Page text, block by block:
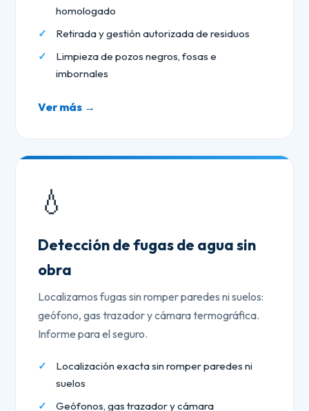
homologado
Retirada y gestión autorizada de residuos
Limpieza de pozos negros, fosas e
imbornales
Ver más →
💧
Detección de fugas de agua sin
obra
Localizamos fugas sin romper paredes ni suelos:
geófono, gas trazador y cámara termográfica.
Informe para el seguro.
Localización exacta sin romper paredes ni
suelos
Geófonos, gas trazador y cámara